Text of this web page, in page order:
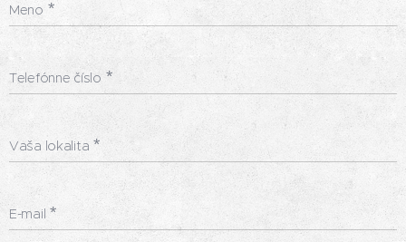
Meno
Telefónne číslo
Vaša lokalita
E-mail